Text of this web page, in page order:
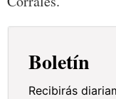
Boletín
Recibirás